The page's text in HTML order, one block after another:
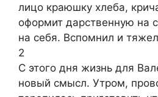
лицо краюшку хлеба,
оформит дарственную на
на себя. Вспомнил и
2
С этого дня жизнь для
новый смысл. Утром,